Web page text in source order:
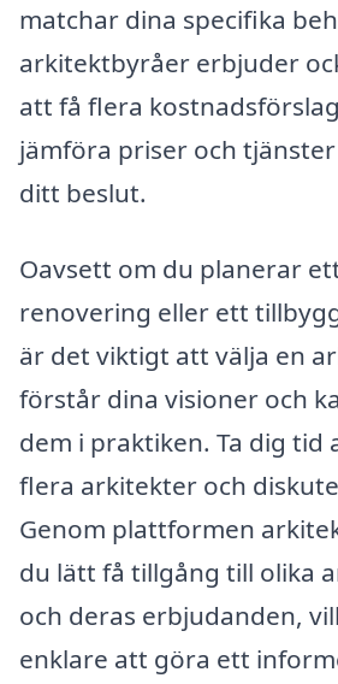
matchar dina specifika
arkitektbyråer erbjuder
att få flera
jämföra priser och
ditt beslut.
Oavsett om du planerar
renovering eller ett
är det viktigt att välja en
förstår dina visioner och
dem i praktiken. Ta dig tid
flera arkitekter och
Genom plattformen
du lätt få tillgång till olika
och deras erbjudanden,
enklare att göra ett